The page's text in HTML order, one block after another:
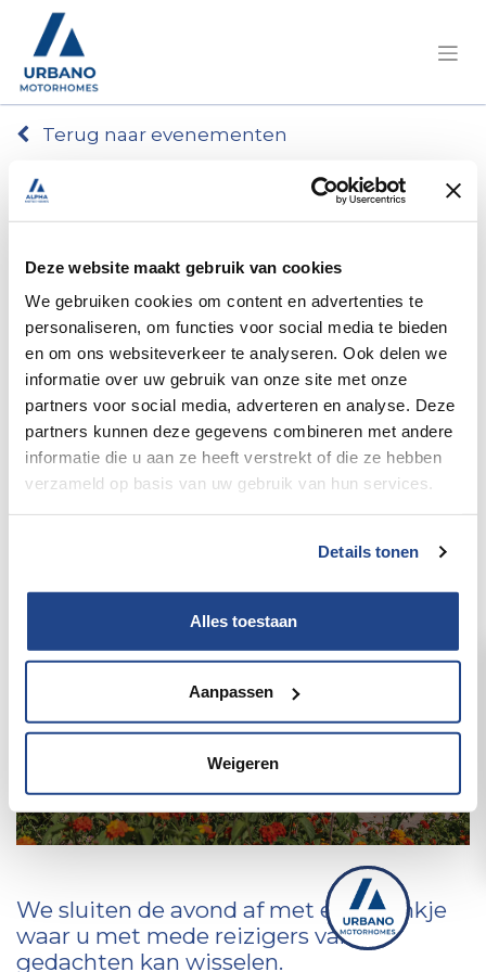
Deze website maakt gebruik van cookies
We gebruiken cookies om content en advertenties te
personaliseren, om functies voor social media te bieden
en om ons websiteverkeer te analyseren. Ook delen we
informatie over uw gebruik van onze site met onze
partners voor social media, adverteren en analyse. Deze
partners kunnen deze gegevens combineren met andere
informatie die u aan ze heeft verstrekt of die ze hebben
verzameld op basis van uw gebruik van hun services.
Details tonen
Alles toestaan
Aanpassen
Weigeren
Terug naar evenementen
Praktische infossie verhuur (bedoeld voor
mensen die reeds een vakantie boekten)
Registraties zijngesloten
Praktische infossie
verhuur (bedoeld
voor mensen die
reeds een vakantie
boekten)
Alle praktische info voor afreizen
We sluiten de avond af met een drankje
waar u met mede reizigers van
gedachten kan wisselen.